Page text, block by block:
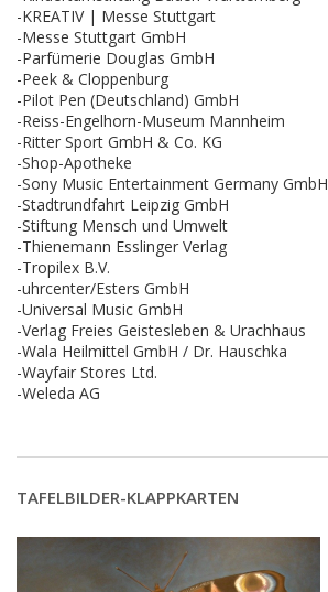
-KREATIV | Messe Stuttgart
-Messe Stuttgart GmbH
-Parfümerie Douglas GmbH
-Peek & Cloppenburg
-Pilot Pen (Deutschland) GmbH
-Reiss-Engelhorn-Museum Mannheim
-Ritter Sport GmbH & Co. KG
-Shop-Apotheke
-Sony Music Entertainment Germany GmbH
-Stadtrundfahrt Leipzig GmbH
-Stiftung Mensch und Umwelt
-Thienemann Esslinger Verlag
-Tropilex B.V.
-uhrcenter/Esters GmbH
-Universal Music GmbH
-Verlag Freies Geistesleben & Urachhaus
-Wala Heilmittel GmbH / Dr. Hauschka
-Wayfair Stores Ltd.
-Weleda AG
TAFELBILDER-KLAPPKARTEN